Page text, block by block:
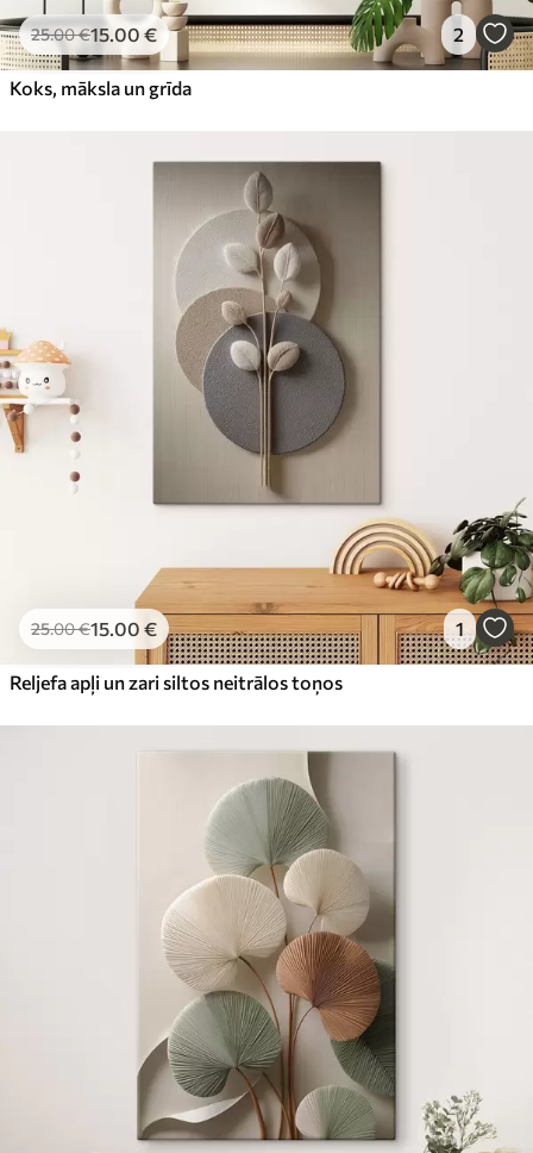
25.00€15.00 € 2
Koks, māksla un grīda
25.00€15.00 € 1
Reljefa apļi un zari siltos neitrālos toņos